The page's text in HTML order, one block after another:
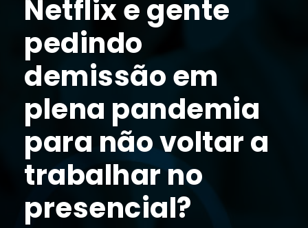
Netflix e gente
pedindo
demissão em
plena pandemia
para não voltar a
trabalhar no
presencial?